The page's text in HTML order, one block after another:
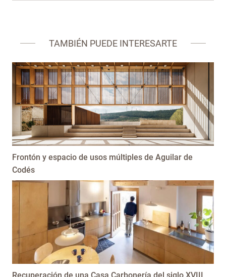
TAMBIÉN PUEDE INTERESARTE
Frontón y espacio de usos múltiples de Aguilar de
Codés